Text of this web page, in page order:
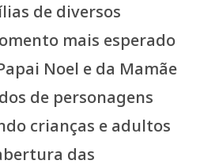
de diversos
mais esperado
Noel e da Mamãe
de personagens
crianças e adultos
das